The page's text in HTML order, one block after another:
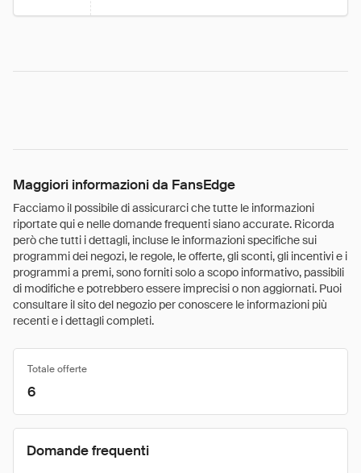
Maggiori informazioni da FansEdge
Facciamo il possibile di assicurarci che tutte le informazioni
riportate qui e nelle domande frequenti siano accurate. Ricorda
però che tutti i dettagli, incluse le informazioni specifiche sui
programmi dei negozi, le regole, le offerte, gli sconti, gli incentivi e i
programmi a premi, sono forniti solo a scopo informativo, passibili
di modifiche e potrebbero essere imprecisi o non aggiornati. Puoi
consultare il sito del negozio per conoscere le informazioni più
recenti e i dettagli completi.
Totale offerte
6
Domande frequenti